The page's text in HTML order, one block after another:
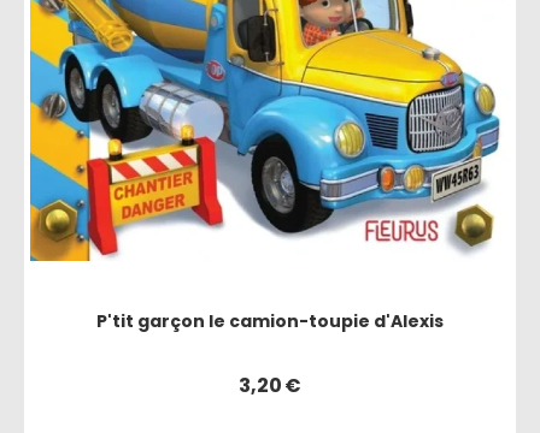
P'tit garçon le camion-toupie d'Alexis
3,20€